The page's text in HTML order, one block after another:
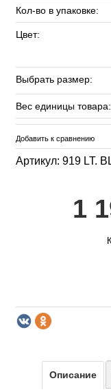
Кол-во в упаковке:
Цвет:
Выбрать размер:
Вес единицы товара:
Добавить к сравнению
Артикул: 919 LT.
1
Описание